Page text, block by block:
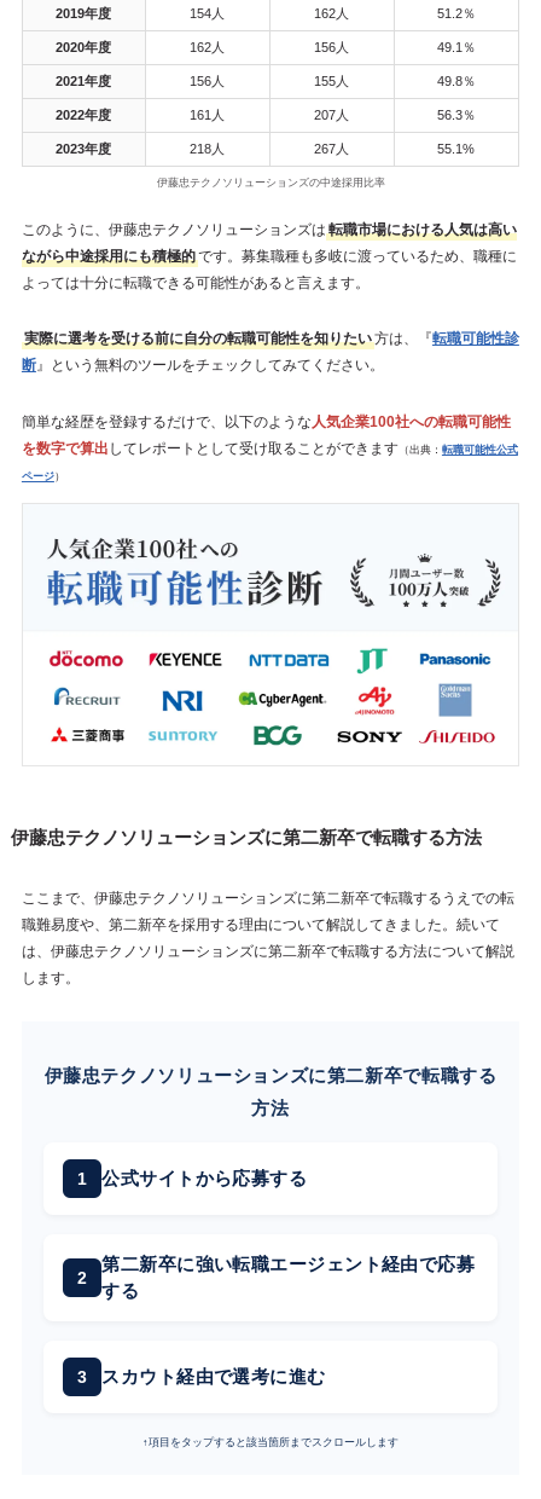
2019年度 154人 162人 51.2％
2020年度 162人 156人 49.1％
2021年度 156人 155人 49.8％
2022年度 161人 207人 56.3％
2023年度 218人 267人 55.1%
伊藤忠テクノソリューションズの中途採用比率
このように、伊藤忠テクノソリューションズは 転職市場における人気は高い
ながら中途採用にも積極的です。募集職種も多岐に渡っているため、職種に
よっては十分に転職できる可能性があると言えます。
実際に選考を受ける前に自分の転職可能性を知りたい方は、『転職可能性診
断』という無料のツールをチェックしてみてください。
簡単な経歴を登録するだけで、以下のような人気企業100社への転職可能性
を数字で算出 してレポートとして受け取ることができます（出典： 転職可能性公式
ページ）
伊藤忠テクノソリューションズに第二新卒で転職する方法
ここまで、伊藤忠テクノソリューションズに第二新卒で転職するうえでの転
職難易度や、第二新卒を採用する理由について解説してきました。続いて
は、伊藤忠テクノソリューションズに第二新卒で転職する方法について解説
します。
伊藤忠テクノソリューションズに第二新卒で転職する
方法
公式サイトから応募する
第二新卒に強い転職エージェント経由で応募
する
スカウト経由で選考に進む
↑項目をタップすると該当箇所までスクロールします